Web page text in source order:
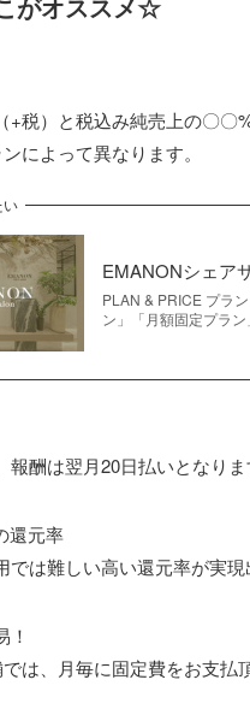
がオススメ☆
+税）と税込み純売上の〇〇
によって異なります。
い
EMANONシェア
PLAN & PRICE プラ
ン」「月額固定プラ
酬は翌月20日払いとなりま
還元率
は難しい高い還元率が実現
！
は、月毎に固定費をお支払